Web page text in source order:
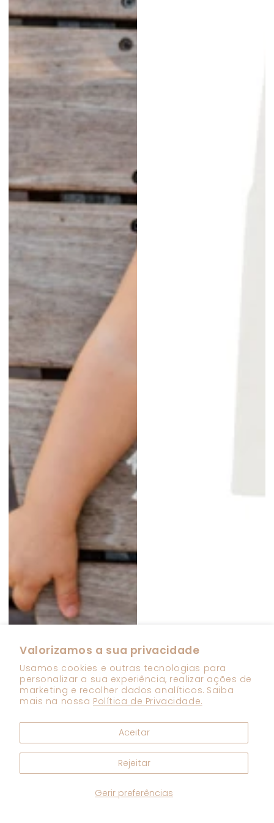
Valorizamos a sua privacidade
Usamos cookies e outras tecnologias para
personalizar a sua experiência, realizar ações de
marketing e recolher dados analíticos. Saiba
mais na nossa Política de Privacidade.
Gerir preferências
Aceitar
Rejeitar